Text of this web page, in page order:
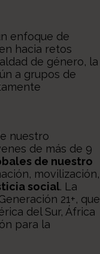
enfoque de
hacia retos
de género, la
a grupos de
nuestro
de más de 9
de nuestro
movilización,
social. La
21+, que
del Sur, África
para la